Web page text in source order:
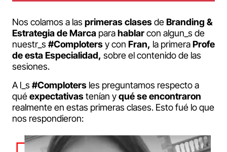
Nos colamos a las primeras clasesdeBranding &
Estrategia de Marca parahablarcon algun_s de
nuestr_s #Complotersy con Fran, la primeraProfe
de esta Especialidad, sobre el contenido de las
sesiones.
A l_s #Comploters les preguntamos respecto a
quéexpectativastenían yqué se encontraron
realmente en estas primeras clases. Esto fué lo que
nos respondieron: